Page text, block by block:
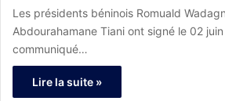
Les présidents béninois Romuald
Abdourahamane Tiani ont signé le 02
communiqué…
Lire la suite »